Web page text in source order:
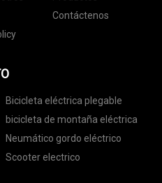
Contáctenos
Bicicleta eléctrica plegable
bicicleta de montaña eléctrica
Neumático gordo eléctrico
Scooter electrico